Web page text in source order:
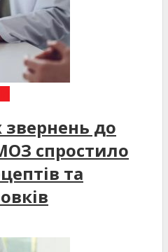
до
спростило
та